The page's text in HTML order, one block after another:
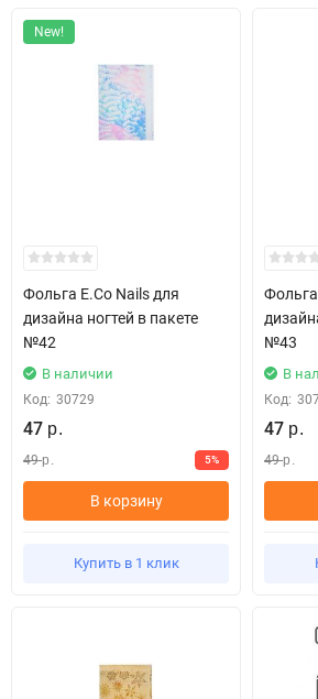
New!
Фольга E.Co Nails для
дизайна ногтей в пакете
№42
В наличии
Код: 30729
47 р.
49 р. 5%
В корзину
Купить в 1 клик
№43
В
Код:
47 р.
49 р.